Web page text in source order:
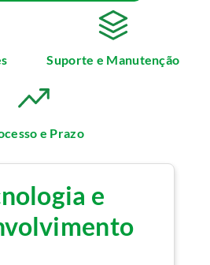
Suporte e Manutenção
e Prazo
e